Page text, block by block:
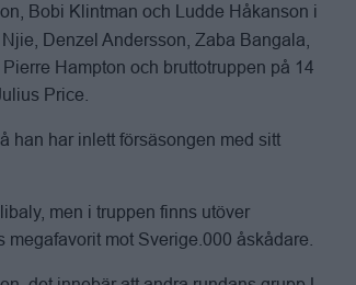
Bobi Klintman och Ludde Håkanson i
Denzel Andersson, Zaba Bangala,
Hampton och bruttotruppen på 14
Price.
han har inlett försäsongen med sitt
men i truppen finns utöver
mot Sverige.000 åskådare.